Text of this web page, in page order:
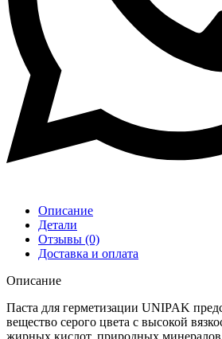
Описание
Детали
Отзывы (0)
Доставка и оплата
Описание
Паста для герметизации UNIPAK
вещество серого цвета с высокой
жирных кислот, природных